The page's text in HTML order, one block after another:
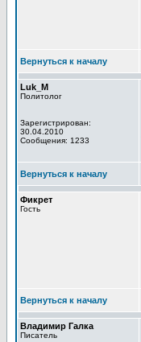
Вернуться к началу
Luk_M
Политолог
Зарегистрирован:
30.04.2010
Сообщения: 1233
Вернуться к началу
Фикрет
Гость
Вернуться к началу
Владимир Галка
Писатель